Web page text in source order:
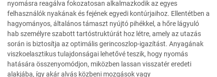
nyomásra reagálva fokozatosan alkalmazkodik az egyes
felhasználók nyakának és fejének egyedi kontúrjaihoz. Ellentétben a
hagyományos, általános támaszt nyújtó pihékkel, a hőre lágyuló
hab személyre szabott tartóstruktúrát hoz létre, amely az utazás
során is biztosítja az optimális gerincoszlop-igazítást. Anyagának
viszkoelasztikus tulajdonságai lehetővé teszik, hogy nyomás
hatására összenyomódjon, miközben lassan visszatér eredeti
alakjába, így akár alvás közbeni mozgások vagy